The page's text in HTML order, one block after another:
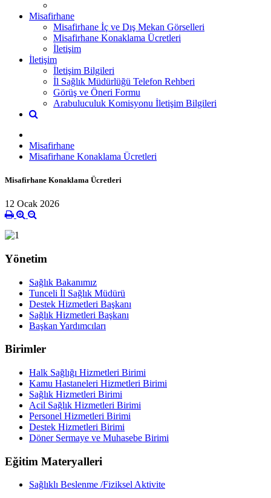
Misafirhane
Misafirhane İç ve Dış Mekan Görselleri
Misafirhane Konaklama Ücretleri
İletişim
İletişim
İletişim Bilgileri
İl Sağlık Müdürlüğü Telefon Rehberi
Görüş ve Öneri Formu
Arabuluculuk Komisyonu İletişim Bilgileri
Misafirhane
Misafirhane Konaklama Ücretleri
Misafirhane Konaklama Ücretleri
12 Ocak 2026
Yönetim
Sağlık Bakanımız
Tunceli İl Sağlık Müdürü
Destek Hizmetleri Başkanı
Sağlık Hizmetleri Başkanı
Başkan Yardımcıları
Birimler
Halk Sağlığı Hizmetleri Birimi
Kamu Hastaneleri Hizmetleri Birimi
Sağlık Hizmetleri Birimi
Acil Sağlık Hizmetleri Birimi
Personel Hizmetleri Birimi
Destek Hizmetleri Birimi
Döner Sermaye ve Muhasebe Birimi
Eğitim Materyalleri
Sağlıklı Beslenme /Fiziksel Aktivite